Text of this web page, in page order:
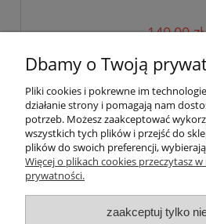
140,00 zł
do koszyka
Pomoc
Płatności i
Dbamy o Twoją
Pliki cookies i pokrewne im
działanie strony i pomagają nam
potrzeb. Możesz zaakceptować
wszystkich tych plików i przejść do
plików do swoich preferencji,
Więcej o plikach cookies przeczytasz
prywatności.
zaakceptuj tylko